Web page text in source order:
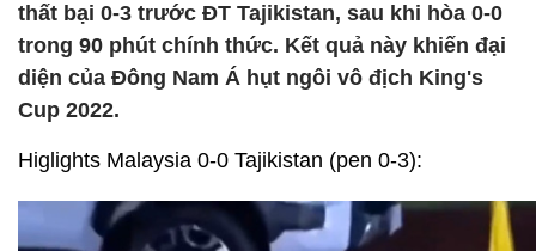
thất bại 0-3 trước ĐT Tajikistan, sau khi hòa 0-0
trong 90 phút chính thức. Kết quả này khiến đại
diện của Đông Nam Á hụt ngôi vô địch King's
Cup 2022.
Higlights Malaysia 0-0 Tajikistan (pen 0-3):